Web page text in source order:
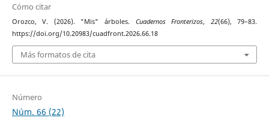
Cómo citar
Orozco, V. (2026). "Mis" árboles. Cuadernos Fronterizos, 22(66), 79–83.
https://doi.org/10.20983/cuadfront.2026.66.18
Más formatos de cita
Número
Núm. 66 (22)